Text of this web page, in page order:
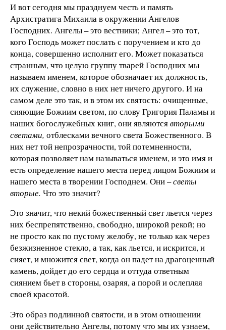
И вот сегодня мы празднуем честь и память
Архистратига Михаила в окружении Ангелов
Господних. Ангелы– это вестники; Ангел – это тот,
кого Господь может послать с поручением и кто до
конца, совершенно исполнит его. Может показаться
странным, что целую группу тварей Господних мы
называем именем, которое обозначает их должность,
их служение, словно в них нет ничего другого. И на
самом деле это так, и в этом их святость: очищенные,
сияющие Божиим светом, по слову Григория Паламы и
наших богослужебных книг, они являютсявторыми
светами, отблесками вечного света Божественного. В
них нет той непрозрачности, той потемненности,
которая позволяет нам называться именем, и это имя и
есть определение нашего места перед лицом Божиим и
нашего места в творении Господнем. Они –светы
вторые. Что это значит?
Это значит, что некий божественный свет льется через
них беспрепятственно, свободно, широкой рекой; но
не просто как по пустому желобу, не только как через
безжизненное стекло, а так, как льется, и искрится, и
сияет, и множится свет, когда он падет на драгоценный
камень, дойдет до его сердца и оттуда ответным
сиянием бьет в стороны, озаряя, а порой и ослепляя
своей красотой.
Это образ подлинной святости, и в этом отношении
они действительно Ангелы, потому что мы их узнаем,